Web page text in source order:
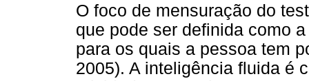
O foco de mensuração do
que pode ser definida como
para os quais a pessoa tem
2005). A inteligência fluida é